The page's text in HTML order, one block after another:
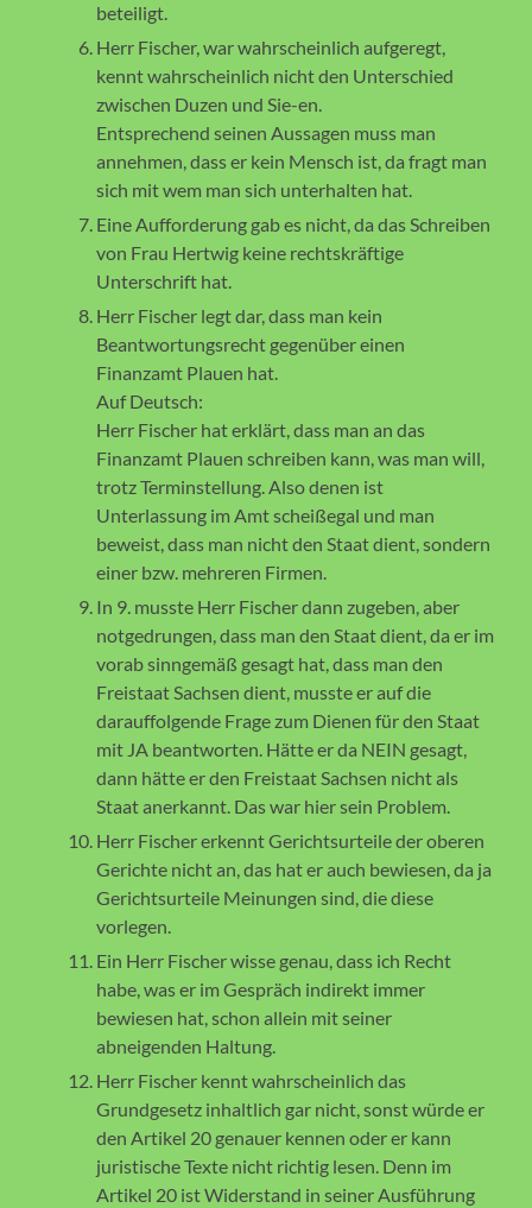
beteiligt.
Herr Fischer, war wahrscheinlich aufgeregt,
kennt wahrscheinlich nicht den Unterschied
zwischen Duzen und Sie-en.
Entsprechend seinen Aussagen muss man
annehmen, dass er kein Mensch ist, da fragt man
sich mit wem man sich unterhalten hat.
Eine Aufforderung gab es nicht, da das Schreiben
von Frau Hertwig keine rechtskräftige
Unterschrift hat.
Herr Fischer legt dar, dass man kein
Beantwortungsrecht gegenüber einen
Finanzamt Plauen hat.
Auf Deutsch:
Herr Fischer hat erklärt, dass man an das
Finanzamt Plauen schreiben kann, was man will,
trotz Terminstellung. Also denen ist
Unterlassung im Amt scheißegal und man
beweist, dass man nicht den Staat dient, sondern
einer bzw. mehreren Firmen.
In 9. musste Herr Fischer dann zugeben, aber
notgedrungen, dass man den Staat dient, da er im
vorab sinngemäß gesagt hat, dass man den
Freistaat Sachsen dient, musste er auf die
darauffolgende Frage zum Dienen für den Staat
mit JA beantworten. Hätte er da NEIN gesagt,
dann hätte er den Freistaat Sachsen nicht als
Staat anerkannt. Das war hier sein Problem.
Herr Fischer erkennt Gerichtsurteile der oberen
Gerichte nicht an, das hat er auch bewiesen, da ja
Gerichtsurteile Meinungen sind, die diese
vorlegen.
Ein Herr Fischer wisse genau, dass ich Recht
habe, was er im Gespräch indirekt immer
bewiesen hat, schon allein mit seiner
abneigenden Haltung.
Herr Fischer kennt wahrscheinlich das
Grundgesetz inhaltlich gar nicht, sonst würde er
den Artikel 20 genauer kennen oder er kann
juristische Texte nicht richtig lesen. Denn im
Artikel 20 ist Widerstand in seiner Ausführung